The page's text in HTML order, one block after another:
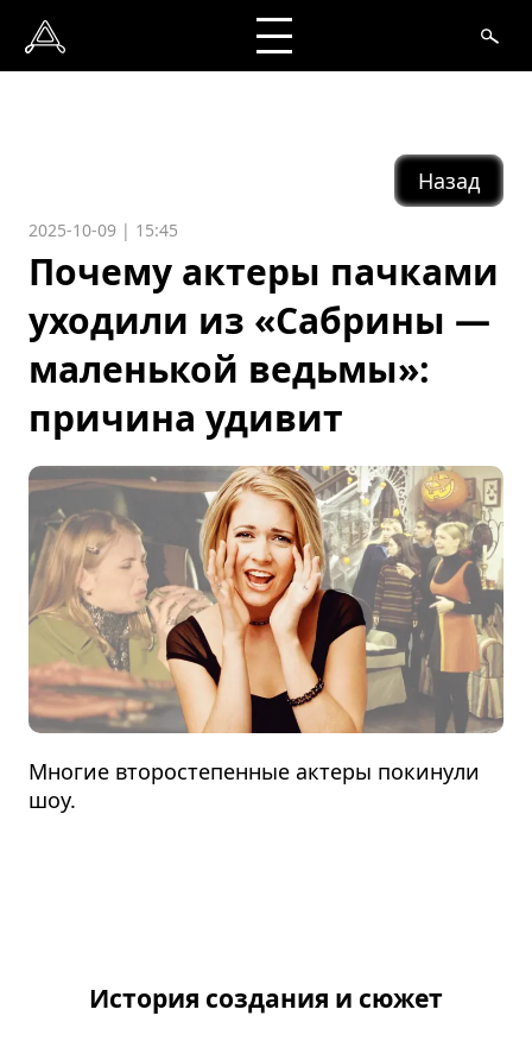
Назад
2025-10-09 | 15:45
Почему актеры пачками
уходили из «Сабрины —
маленькой ведьмы»:
причина удивит
Многие второстепенные актеры покинули
шоу.
История создания и сюжет